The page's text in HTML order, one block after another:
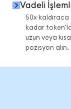
Vadeli
50x kaldıraca
kadar
uzun veya kısa
pozisyon alın.